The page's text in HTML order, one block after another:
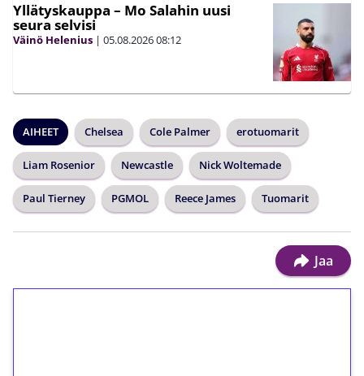
Yllätyskauppa – Mo Salahin uusi
seura selvisi
Väinö Helenius | 05.08.202608:12
AIHEET Chelsea Cole Palmer erotuomarit
Liam Rosenior Newcastle Nick Woltemade
Paul Tierney PGMOL Reece James Tuomarit
Jaa